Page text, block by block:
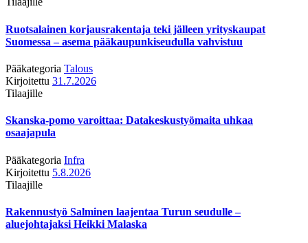
Ruotsalainen korjausrakentaja teki jälleen yrityskaupat
Suomessa – asema pääkaupunkiseudulla vahvistuu
Pääkategoria Talous
Kirjoitettu 31.7.2026
Tilaajille
Skanska-pomo varoittaa: Datakeskustyömaita uhkaa
osaajapula
Pääkategoria Infra
Kirjoitettu 5.8.2026
Tilaajille
Rakennustyö Salminen laajentaa Turun seudulle –
aluejohtajaksi Heikki Malaska